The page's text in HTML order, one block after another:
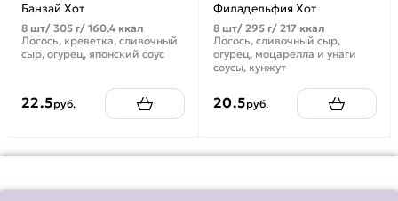
Банзай Хот
8 шт/ 305 г/ 160.4 ккал
Лосось, креветка, сливочный
сыр, огурец, японский соус
22.5руб.
Филадельфия Хот
8 шт/ 295 г/ 217 ккал
Лосось, сливочный сыр,
огурец, моцарелла и унаги
соусы, кунжут
20.5руб.